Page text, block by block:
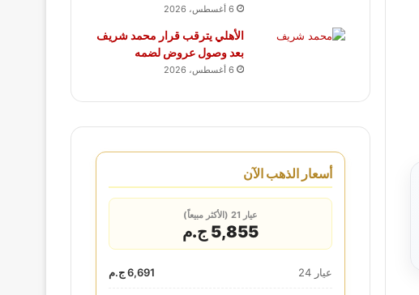
6 أغسطس، 2026
الأهلي يترقب قرار محمد شريف
بعد وصول عروض لضمه
6 أغسطس، 2026
أسعار الذهب الآن
عيار 21 (الأكثر مبيعاً)
5,855 ج.م
عيار 24 6,691 ج.م